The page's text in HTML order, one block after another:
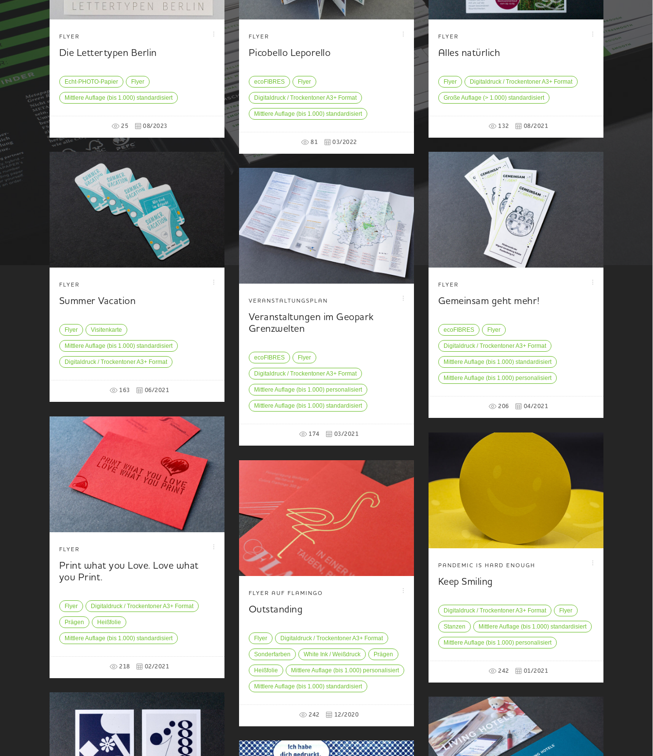
FLYER
Die Lettertypen Berlin
Echt-PHOTO-Papier Flyer
Mittlere Auflage (bis 1.000) standardisiert
25 08/2023
FLYER
Picobello Leporello
ecoFIBRES Flyer
Digitaldruck / Trockentoner A3+ Format
Mittlere Auflage (bis 1.000) standardisiert
81 03/2022
FLYER
Alles natürlich
Flyer Digitaldruck / Trockentoner A3+ Format
Große Auflage (> 1.000) standardisiert
132 08/2021
FLYER
Summer Vacation
Flyer Visitenkarte
Mittlere Auflage (bis 1.000) standardisiert
Digitaldruck / Trockentoner A3+ Format
163 06/2021
FLYER
Gemeinsam geht mehr!
ecoFIBRES Flyer
Digitaldruck / Trockentoner A3+ Format
Mittlere Auflage (bis 1.000) standardisiert
Mittlere Auflage (bis 1.000) personalisiert
206 04/2021
VERANSTALTUNGSPLAN
Veranstaltungen im Geopark
Grenzwelten
ecoFIBRES Flyer
Digitaldruck / Trockentoner A3+ Format
Mittlere Auflage (bis 1.000) personalisiert
Mittlere Auflage (bis 1.000) standardisiert
174 03/2021
FLYER
Print what you Love. Love what
you Print.
Flyer Digitaldruck / Trockentoner A3+ Format
Prägen Heißfolie
Mittlere Auflage (bis 1.000) standardisiert
218 02/2021
PANDEMIC IS HARD ENOUGH
Keep Smiling
Digitaldruck / Trockentoner A3+ Format Flyer
Stanzen Mittlere Auflage (bis 1.000) standardisiert
Mittlere Auflage (bis 1.000) personalisiert
242 01/2021
FLYER AUF FLAMINGO
Outstanding
Flyer Digitaldruck / Trockentoner A3+ Format
Sonderfarben White Ink / Weißdruck Prägen
Heißfolie Mittlere Auflage (bis 1.000) personalisiert
Mittlere Auflage (bis 1.000) standardisiert
242 12/2020